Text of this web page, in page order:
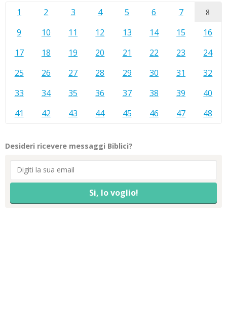
1 2 3 4 5 6 7 8
9 10 11 12 13 14 15
16
17
18 19 20 21 22 23
24
25
26 27 28 29 30 31
32
33
34 35 36 37 38 39
40
41
42 43 44 45 46 47 48
Desideri ricevere messaggi Biblici?